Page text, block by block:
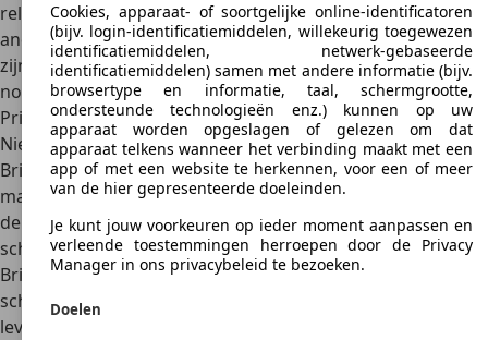
relatief compacte SUV, die op gebied van veiligheid en
andere uitrustingen helemaal bij de tijd is. In Nederland
zijn de modellen van Brilliance of een van de joint-ventures
nooit geleverd.
Prijzen
Nieuwprijzen
Brilliance is in Nederland nooit officieel leverbaar geweest,
maar wel in onder meer ons buurland Duitsland. Daar had
de Brilliance BS4 een vanafprijs van zo’n 15.000 euro, een
scherpe prijs voor een sedan van dat formaat. De grotere
Brilliance BS6 was er vanaf zo’n 18.000 euro,
scherpe aanbieding
leverbaar vanaf zo’n 30.000 euro. Flink meer, maar de auto
Cookies, apparaat- of soortgelijke online-identificatoren
(bijv. login-identificatiemiddelen, willekeurig toegewezen
identificatiemiddelen, netwerk-gebaseerde
identificatiemiddelen) samen met andere informatie (bijv.
browsertype en informatie, taal, schermgrootte,
ondersteunde technologieën enz.) kunnen op uw
apparaat worden opgeslagen of gelezen om dat
apparaat telkens wanneer het verbinding maakt met een
app of met een website te herkennen, voor een of meer
van de hier gepresenteerde doeleinden.
Je kunt jouw voorkeuren op ieder moment aanpassen en
verleende toestemmingen herroepen door de Privacy
Manager in ons privacybeleid te bezoeken.
Doelen